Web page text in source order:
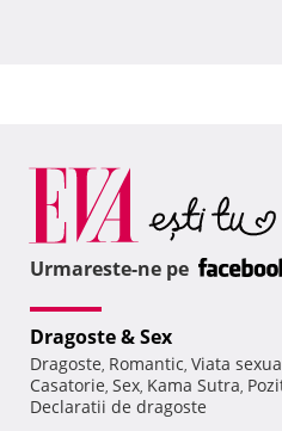
Urmareste-ne pe
Dragoste & Sex
Dragoste, Romantic, Viata
Casatorie, Sex, Kama Sutra,
Declaratii de dragoste